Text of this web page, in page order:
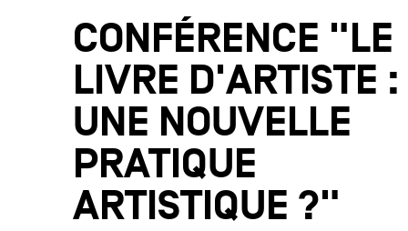
CONFÉRENCE "LE
LIVRE D'ARTISTE :
UNE NOUVELLE
PRATIQUE
ARTISTIQUE ?"